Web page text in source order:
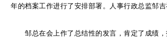
年的档案工作进行了安排部署。人事行政总监邹
邹总在会上作了总结性的发言，肯定了成绩，